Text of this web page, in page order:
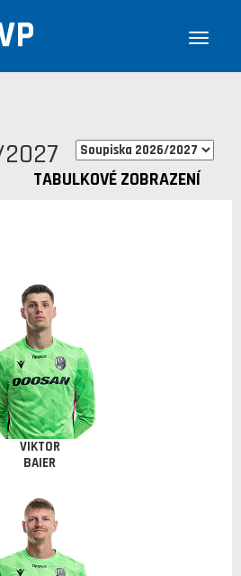
TABULKOVÉ ZOBRAZENÍ
VIKTOR
BAIER